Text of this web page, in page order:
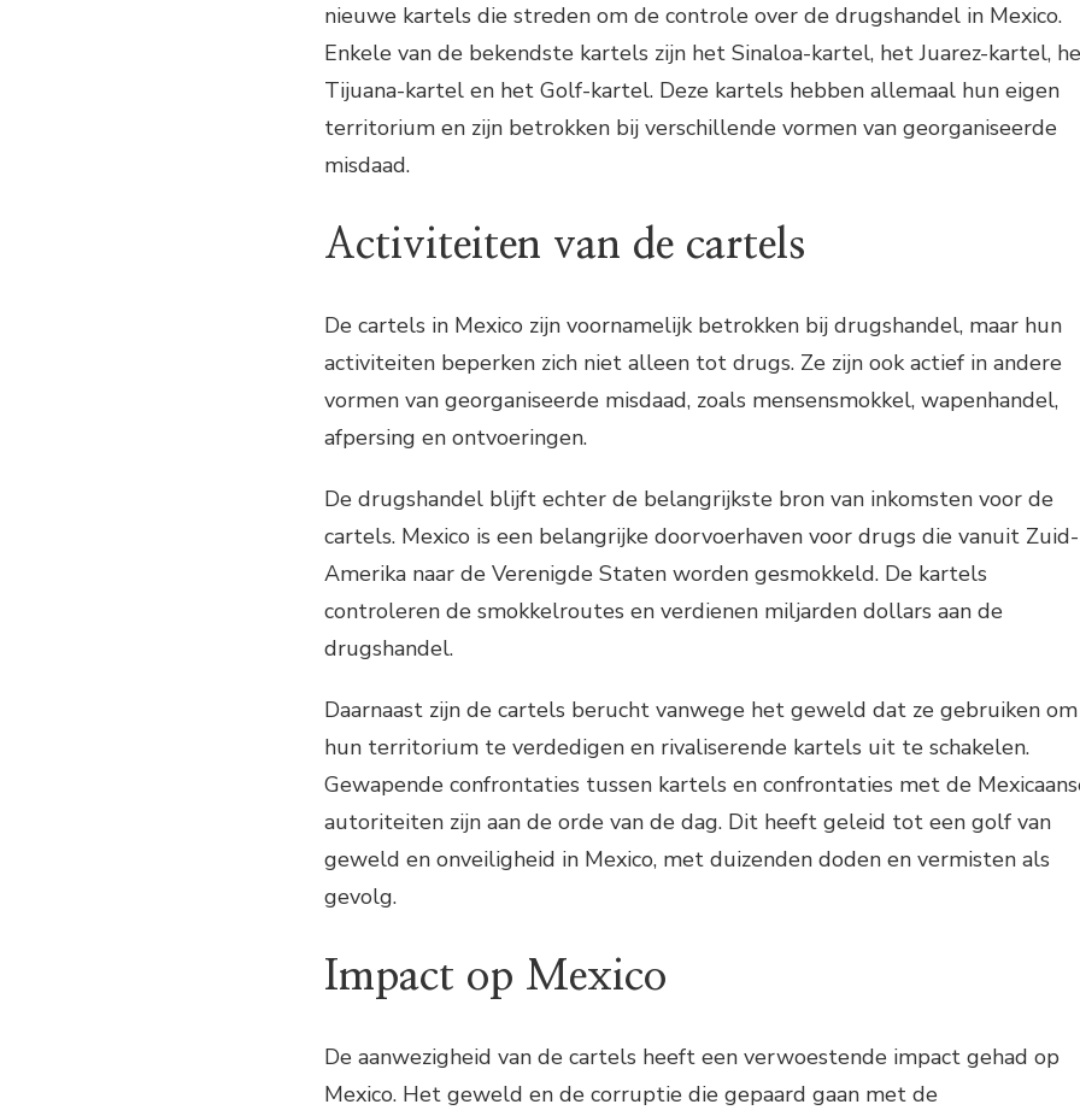
nieuwe kartels die streden om de controle over de drugshandel in Mexico.
Enkele van de bekendste kartels zijn het Sinaloa-kartel, het Juarez-kartel,
Tijuana-kartel en het Golf-kartel. Deze kartels hebben allemaal hun eigen
territorium en zijn betrokken bij verschillende vormen van georganiseerde
misdaad.
Activiteiten van de cartels
De cartels in Mexico zijn voornamelijk betrokken bij drugshandel, maar hun
activiteiten beperken zich niet alleen tot drugs. Ze zijn ook actief in andere
vormen van georganiseerde misdaad, zoals mensensmokkel, wapenhandel,
afpersing en ontvoeringen.
De drugshandel blijft echter de belangrijkste bron van inkomsten voor de
cartels. Mexico is een belangrijke doorvoerhaven voor drugs die vanuit Zuid-
Amerika naar de Verenigde Staten worden gesmokkeld. De kartels
controleren de smokkelroutes en verdienen miljarden dollars aan de
drugshandel.
Daarnaast zijn de cartels berucht vanwege het geweld dat ze gebruiken om
hun territorium te verdedigen en rivaliserende kartels uit te schakelen.
Gewapende confrontaties tussen kartels en confrontaties met de
autoriteiten zijn aan de orde van de dag. Dit heeft geleid tot een golf van
geweld en onveiligheid in Mexico, met duizenden doden en vermisten als
gevolg.
Impact op Mexico
De aanwezigheid van de cartels heeft een verwoestende impact gehad op
Mexico. Het geweld en de corruptie die gepaard gaan met de